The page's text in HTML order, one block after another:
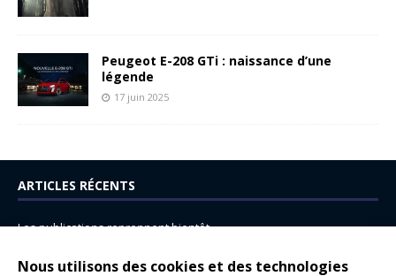
Nous utilisons des cookies et des technologies
Peugeot E-208 GTi : naissance d’une
légende
17 juin 2025
ARTICLES RÉCENTS
Les publications reprennent bientôt…